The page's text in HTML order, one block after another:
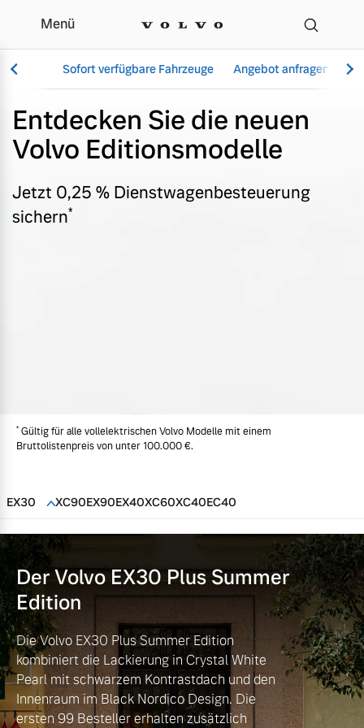
Editionsmodelle
Menü
Sofort verfügbare Fahrzeuge Angebot anfragen
6 Modelle
4 Modelle
Geschäftskunden
Editionsmodelle
Konnektivität
Angebot anfragen
Gebrauchtwagen
Aktuelle Zubehörangebote
Zubehörkatalog
Aktuelle Serviceangebote
Service by Volvo
Karriere
Unsere News & Events
Entdecken Sie die neuen
Volvo Editionsmodelle
Jetzt 0,25 % Dienstwagenbesteuerung
sichern*
* Gültig für alle vollelektrischen Volvo Modelle mit einem
Bruttolistenpreis von unter 100.000 €.
EX30 XC90EX90EX40XC60XC40EC40
Der Volvo EX30Plus Summer
Edition
Die Volvo EX30 Plus Summer Edition
kombiniert die Lackierung in Crystal White
Pearl mit schwarzem Kontrastdach und den
Innenraum im Black Nordico Design. Die
ersten 99 Besteller erhalten zusätzlich